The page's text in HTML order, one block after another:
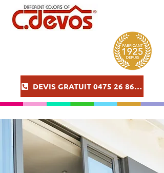
DEVIS GRATUIT 0475 26 86 57